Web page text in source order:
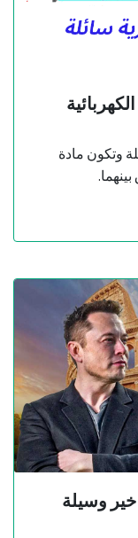
وتكون مادة
وسيلة